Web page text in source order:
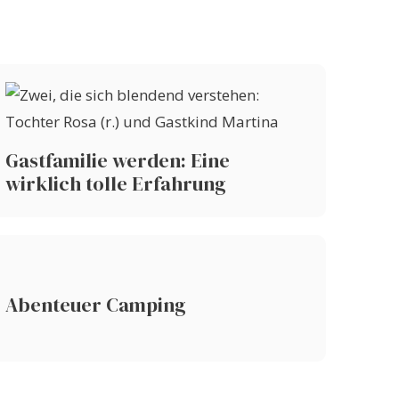
Gastfamilie werden: Eine
wirklich tolle Erfahrung
Abenteuer Camping